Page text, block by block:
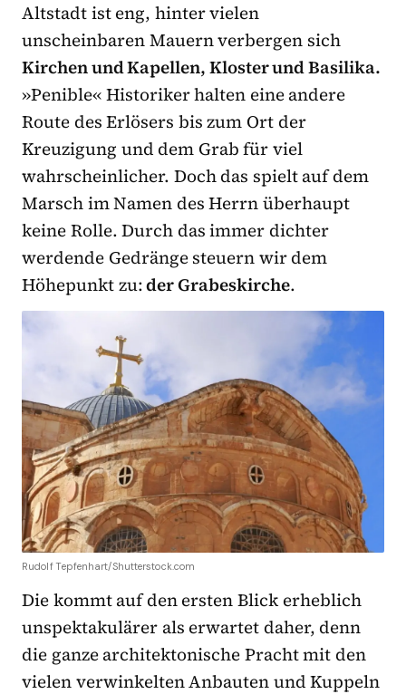
Altstadt ist eng, hinter vielen
unscheinbaren Mauern verbergen sich
Kirchen und Kapellen, Kloster und Basilika.
»Penible« Historiker halten eine andere
Route des Erlösers bis zum Ort der
Kreuzigung und dem Grab für viel
wahrscheinlicher. Doch das spielt auf dem
Marsch im Namen des Herrn überhaupt
keine Rolle. Durch das immer dichter
werdende Gedränge steuern wir dem
Höhepunkt zu:der Grabeskirche.
Rudolf Tepfenhart/Shutterstock.com
Die kommt auf den ersten Blick erheblich
unspektakulärer als erwartet daher, denn
die ganze architektonische Pracht mit den
vielen verwinkelten Anbauten und Kuppeln